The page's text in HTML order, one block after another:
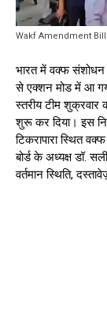
Wakf Amendment Bill
भारत में वक्फ संशोधन
से एक्शन मोड में आ
स्तरीय टीम शुक्रवार
शुरू कर दिया। इस
टिकरापारा स्थित
बोर्ड के अध्यक्ष डॉ.
वर्तमान स्थिति,